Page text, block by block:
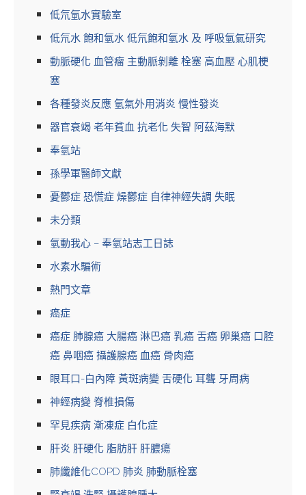
低氘氫水實驗室
低氘水 飽和氫水 低氘飽和氫水 及 呼吸氫氣研究
動脈硬化 血管瘤 主動脈剝離 栓塞 高血壓 心肌梗
塞
各種發炎反應 氫氣外用消炎 慢性發炎
器官衰竭 老年貧血 抗老化 失智 阿茲海默
奉氫站
孫學軍醫師文獻
憂鬱症 恐慌症 燥鬱症 自律神經失調 失眠
未分類
氫動我心 – 奉氫站志工日誌
水素水騙術
熱門文章
癌症
癌症 肺腺癌 大腸癌 淋巴癌 乳癌 舌癌 卵巢癌 口腔
癌 鼻咽癌 攝護腺癌 血癌 骨肉癌
眼耳口-白內障 黃斑病變 舌硬化 耳聾 牙周病
神經病變 脊椎損傷
罕見疾病 漸凍症 白化症
肝炎 肝硬化 脂肪肝 肝膿瘍
肺纖維化COPD 肺炎 肺動脈栓塞